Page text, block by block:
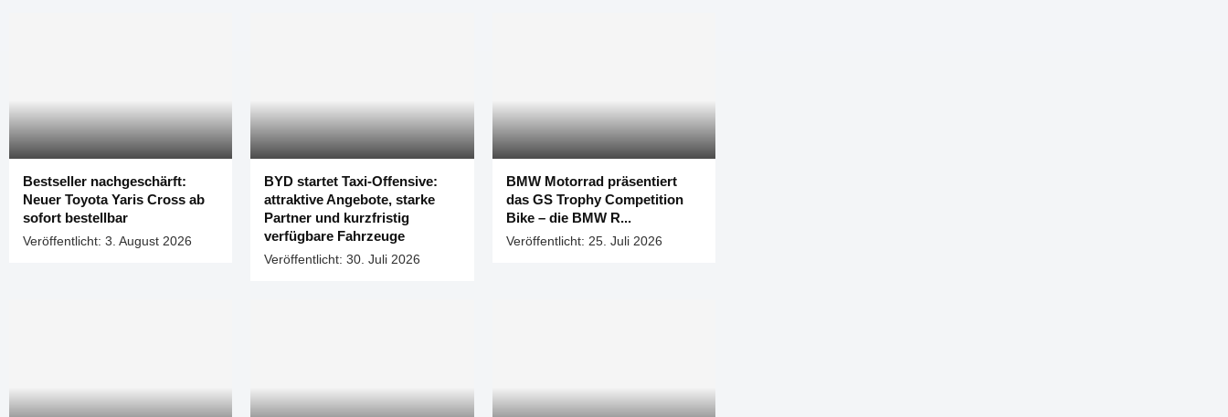
Bestseller nachgeschärft:
Neuer Toyota Yaris Cross ab
sofort bestellbar
Veröffentlicht: 3. August 2026
BYD startet Taxi-Offensive:
attraktive Angebote, starke
Partner und kurzfristig
verfügbare Fahrzeuge
Veröffentlicht: 30. Juli 2026
BMW Motorrad präsentiert
das GS Trophy Competition
Bike – die BMW R...
Veröffentlicht: 25. Juli 2026